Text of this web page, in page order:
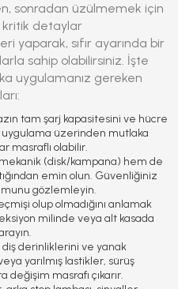
sonradan üzülmemek için
kritik detaylar
yaparak, sıfır ayarında bir
sahip olabilirsiniz. İşte
uygulamanız gereken
tam şarj kapasitesini ve hücre
üzerinden mutlaka
masraflı olabilir.
(disk/kampana) hem de
emin olun. Güvenliğiniz
gözlemleyin.
olup olmadığını anlamak
milinde veya alt kasada
diş derinliklerini ve yanak
yarılmış lastikler, sürüş
masrafı çıkarır.